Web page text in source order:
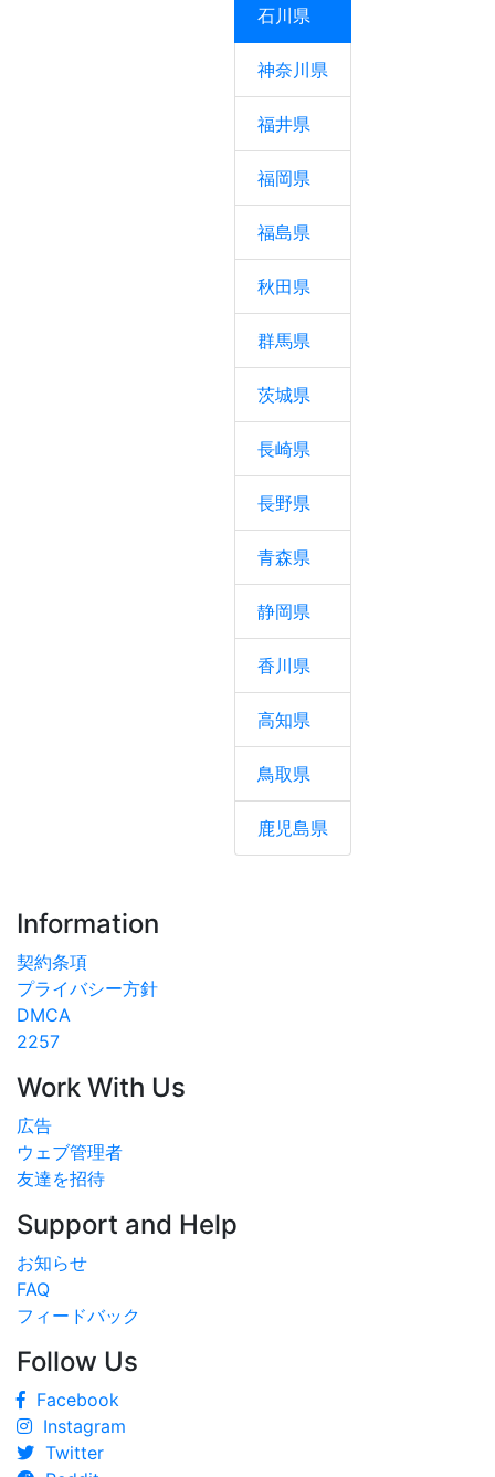
石川県
神奈川県
福井県
福岡県
福島県
秋田県
群馬県
茨城県
長崎県
長野県
青森県
静岡県
香川県
高知県
鳥取県
鹿児島県
Information
契約条項
プライバシー方針
DMCA
2257
Work With Us
広告
ウェブ管理者
友達を招待
Support and Help
お知らせ
FAQ
フィードバック
Follow Us
Facebook
Instagram
Twitter